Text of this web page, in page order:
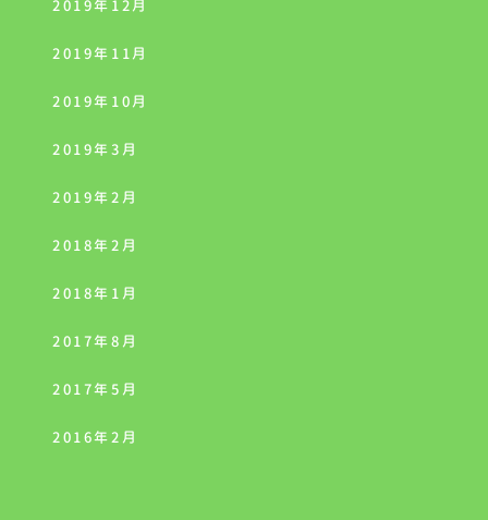
2019年12月
2019年11月
2019年10月
2019年3月
2019年2月
2018年2月
2018年1月
2017年8月
2017年5月
2016年2月